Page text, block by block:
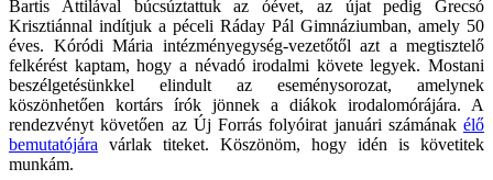
Bartis Attilával búcsúztattuk az óévet, az újat pedig Grecsó
Krisztiánnal indítjuk a péceli Ráday Pál Gimnáziumban, amely 50
éves. Kóródi Mária intézményegység-vezetőtől azt a megtisztelő
felkérést kaptam, hogy a névadó irodalmi követe legyek. Mostani
beszélgetésünkkel elindult az eseménysorozat, amelynek
köszönhetően kortárs írók jönnek a diákok irodalomórájára. A
rendezvényt követően az Új Forrás folyóirat januári számának élő
bemutatójára várlak titeket. Köszönöm, hogy idén is követitek
munkám.